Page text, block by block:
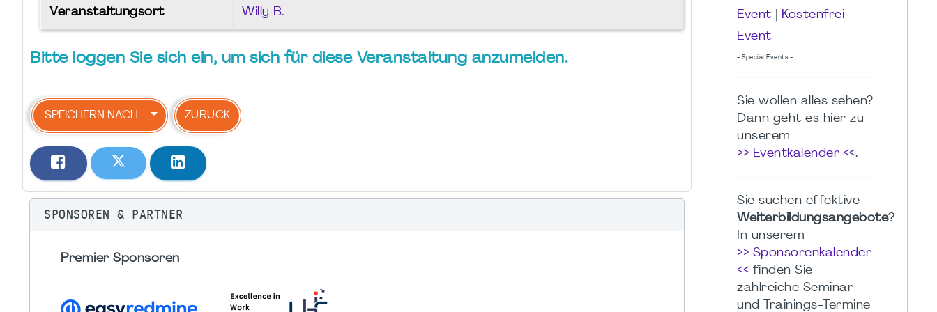
Veranstaltungsort Willy B.
Bitte loggen Sie sich ein, um sich für diese Veranstaltung anzumelden.
SPEICHERN NACH ZURÜCK
SPONSOREN & PARTNER
Premier Sponsoren
Event
Kostenfrei-
Event
- Special Events -
Sie wollen alles sehen?
Dann geht es hier zu
unserem
>> Eventkalender <<.
Sie suchen effektive
Weiterbildungsangebote?
In unserem
>> Sponsorenkalender
<< finden Sie
zahlreiche Seminar-
und Trainings-Termine